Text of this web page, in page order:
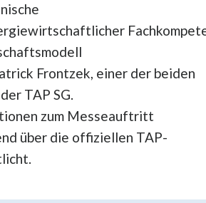
Frontzek, einer der beiden
TAP SG.
zum Messeauftritt
über die offiziellen TAP-